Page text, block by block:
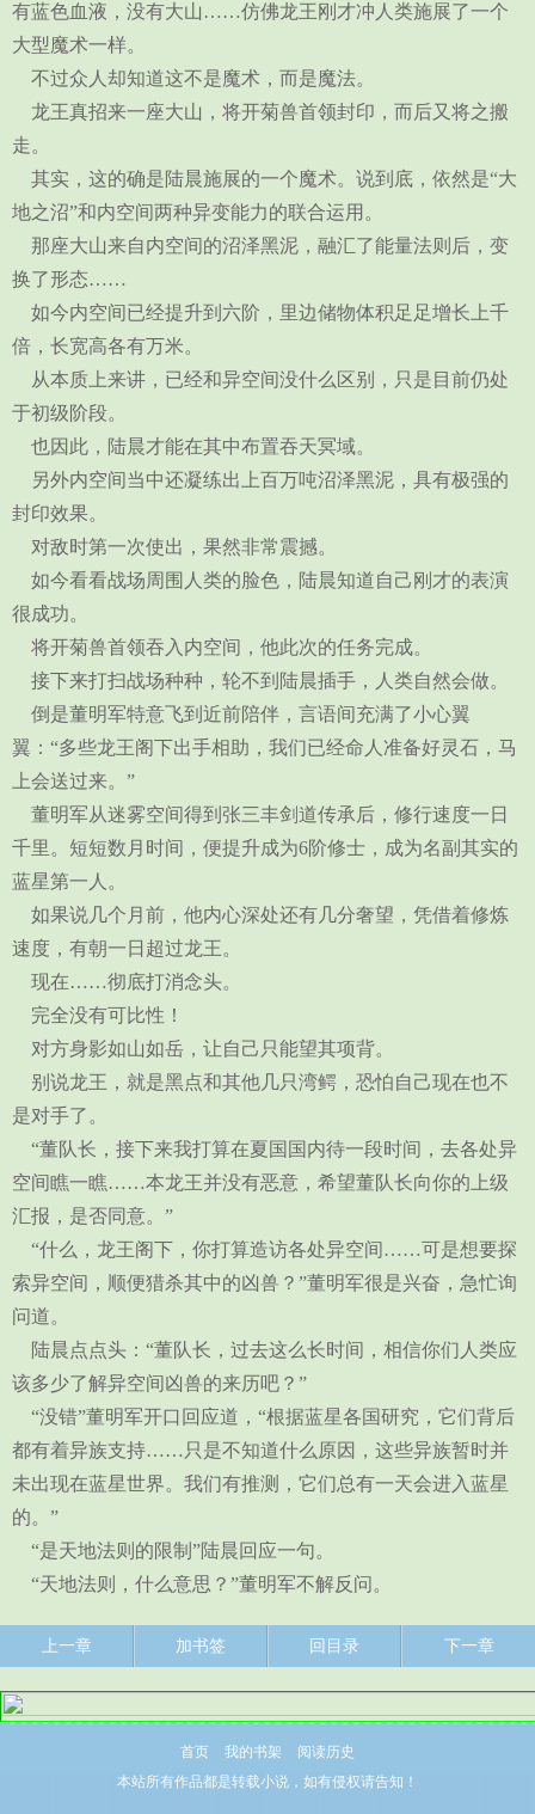
有蓝色血液，没有大山……仿佛龙王刚才冲人类施展了一个
大型魔术一样。
不过众人却知道这不是魔术，而是魔法。
龙王真招来一座大山，将开菊兽首领封印，而后又将之搬
走。
其实，这的确是陆晨施展的一个魔术。说到底，依然是“大
地之沼”和内空间两种异变能力的联合运用。
那座大山来自内空间的沼泽黑泥，融汇了能量法则后，变
换了形态……
如今内空间已经提升到六阶，里边储物体积足足增长上千
倍，长宽高各有万米。
从本质上来讲，已经和异空间没什么区别，只是目前仍处
于初级阶段。
也因此，陆晨才能在其中布置吞天冥域。
另外内空间当中还凝练出上百万吨沼泽黑泥，具有极强的
封印效果。
对敌时第一次使出，果然非常震撼。
如今看看战场周围人类的脸色，陆晨知道自己刚才的表演
很成功。
将开菊兽首领吞入内空间，他此次的任务完成。
接下来打扫战场种种，轮不到陆晨插手，人类自然会做。
倒是董明军特意飞到近前陪伴，言语间充满了小心翼
翼：“多些龙王阁下出手相助，我们已经命人准备好灵石，马
上会送过来。”
董明军从迷雾空间得到张三丰剑道传承后，修行速度一日
千里。短短数月时间，便提升成为6阶修士，成为名副其实的
蓝星第一人。
如果说几个月前，他内心深处还有几分奢望，凭借着修炼
速度，有朝一日超过龙王。
现在……彻底打消念头。
完全没有可比性！
对方身影如山如岳，让自己只能望其项背。
别说龙王，就是黑点和其他几只湾鳄，恐怕自己现在也不
是对手了。
“董队长，接下来我打算在夏国国内待一段时间，去各处异
空间瞧一瞧……本龙王并没有恶意，希望董队长向你的上级
汇报，是否同意。”
“什么，龙王阁下，你打算造访各处异空间……可是想要探
索异空间，顺便猎杀其中的凶兽？”董明军很是兴奋，急忙询
问道。
陆晨点点头：“董队长，过去这么长时间，相信你们人类应
该多少了解异空间凶兽的来历吧？”
“没错”董明军开口回应道，“根据蓝星各国研究，它们背后
都有着异族支持……只是不知道什么原因，这些异族暂时并
未出现在蓝星世界。我们有推测，它们总有一天会进入蓝星
的。”
“是天地法则的限制”陆晨回应一句。
“天地法则，什么意思？”董明军不解反问。
上一章 加书签 回目录 下一章
首页 我的书架
阅读历史
本站所有作品都是转载小说，如有侵权请告知！